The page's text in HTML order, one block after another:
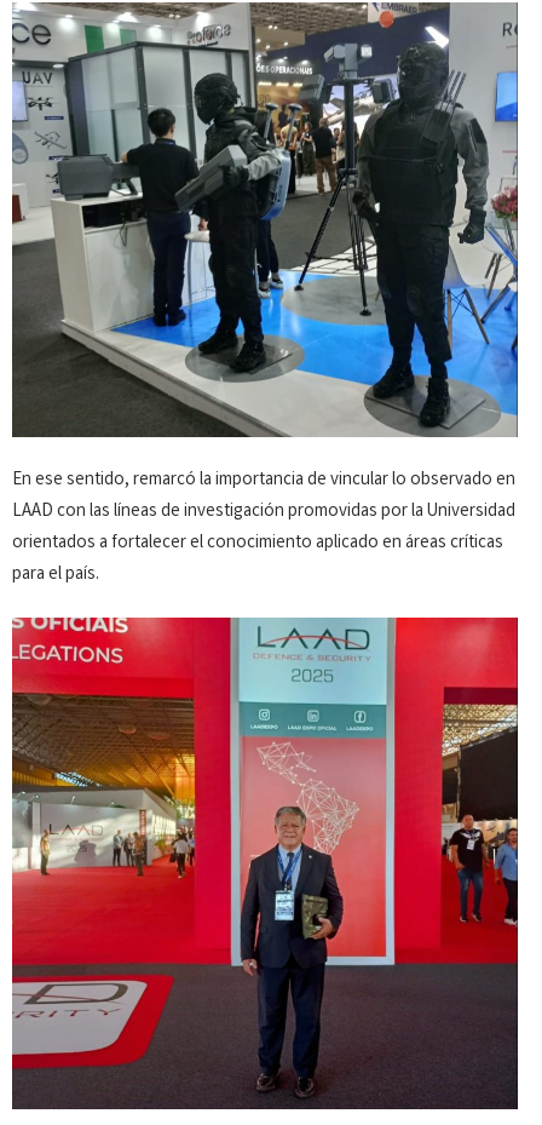
En ese sentido, remarcó la importancia de vincular lo observado en
LAAD con las líneas de investigación promovidas por la Universidad
orientados a fortalecer el conocimiento aplicado en áreas críticas
para el país.